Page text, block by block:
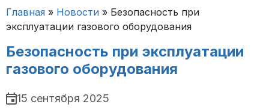
Главная » Новости » Безопасность при
эксплуатации газового оборудования
Безопасность при эксплуатации
газового оборудования
15 сентября 2025